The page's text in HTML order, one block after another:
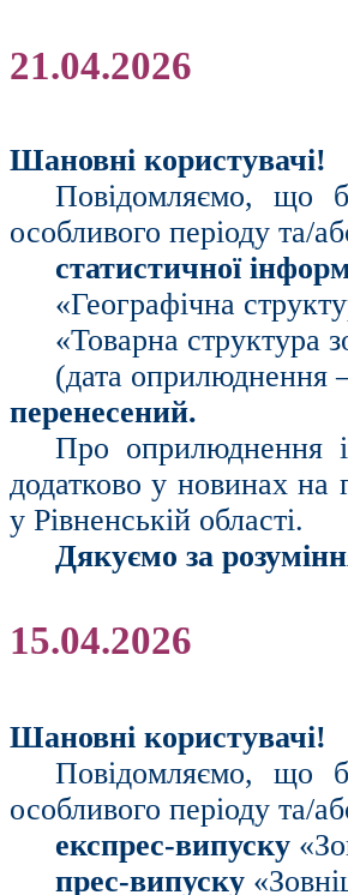
21.04.2026
Шановні користувачі!
Повідомляємо, що
особливого періоду та/
статистичної
«Географічна
«Товарна структура
(дата оприлюднення
перенесений.
Про оприлюднення
додатково у новинах на
у Рівненській області.
Дякуємо за
15.04.2026
Шановні користувачі!
Повідомляємо, що
особливого періоду та/
експрес-випуску
прес-випуску